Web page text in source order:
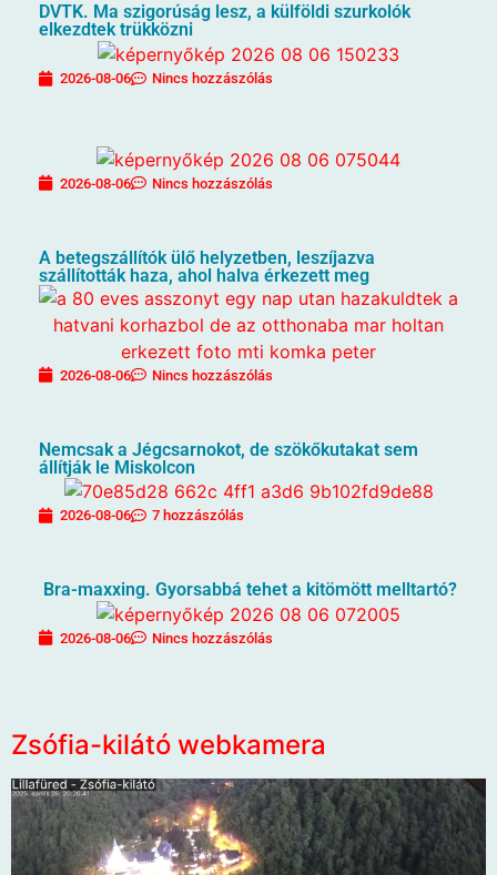
DVTK. Ma szigorúság lesz, a külföldi szurkolók
elkezdtek trükközni
2026-08-06 Nincs hozzászólás
2026-08-06 Nincs hozzászólás
A betegszállítók ülő helyzetben, leszíjazva
szállították haza, ahol halva érkezett meg
2026-08-06 Nincs hozzászólás
Nemcsak a Jégcsarnokot, de szökőkutakat sem
állítják le Miskolcon
2026-08-06 7 hozzászólás
Bra-maxxing. Gyorsabbá tehet a kitömött melltartó?
2026-08-06 Nincs hozzászólás
Zsófia-kilátó webkamera